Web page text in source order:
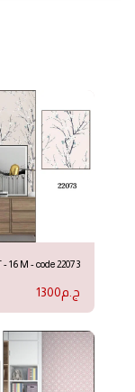
16 M - code 22073
ج.م1300